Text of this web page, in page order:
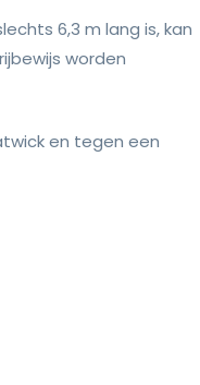
6,3 m lang is, kan
worden
en tegen een